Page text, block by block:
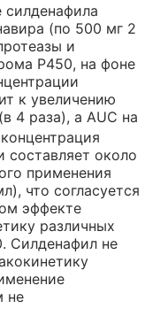
(по 500 мг 2
и
Р450, на фоне
к увеличению
4 раза), a AUC на
составляет около
применения
что согласуется
эффекте
различных
Силденафил не
не